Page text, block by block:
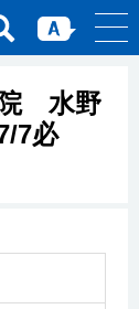
院 水野
7必